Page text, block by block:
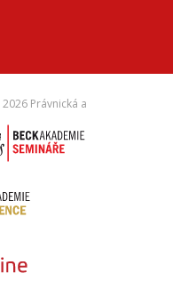
2026 Právnická a